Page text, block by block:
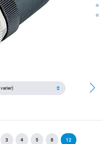
3 4 5 8 12